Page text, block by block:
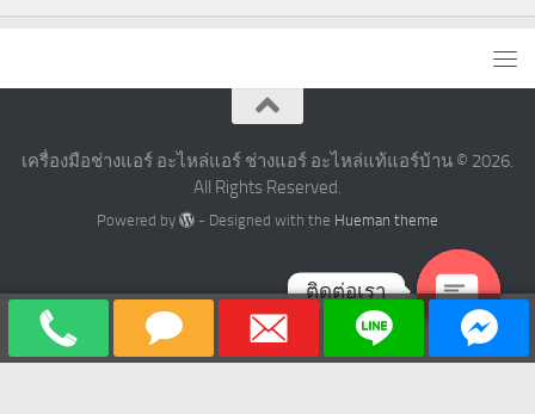
เครื่องมือช่างแอร์ อะไหล่แอร์ ช่างแอร์ อะไหล่แท้แอร์บ้าน © 2026.
All Rights Reserved.
Powered by - Designed with the Hueman theme
ติดต่อเรา
Open
chaty